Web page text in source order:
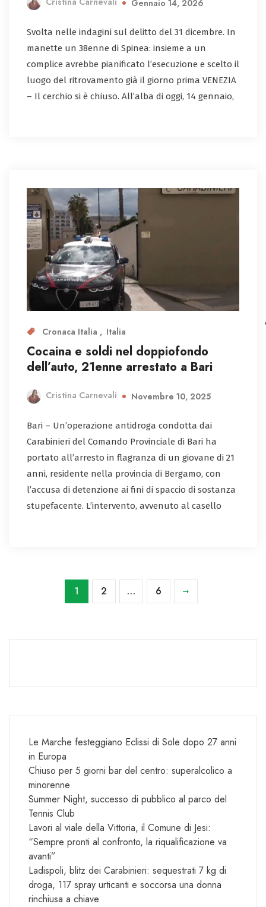
Gennaio 14, 2026
Svolta nelle indagini sul delitto del 31 dicembre. In
manette un 38enne di Spinea: insieme a un
complice avrebbe pianificato l’esecuzione e scelto il
luogo del ritrovamento già il giorno prima VENEZIA
– Il cerchio si è chiuso. All’alba di oggi, 14 gennaio,
Cronaca Italia Italia
Cocaina e soldi nel doppiofondo
dell’auto, 21enne arrestato a Bari
Cristina Carnevali Novembre 10, 2025
Bari – Un’operazione antidroga condotta dai
Carabinieri del Comando Provinciale di Bari ha
portato all’arresto in flagranza di un giovane di 21
anni, residente nella provincia di Bergamo, con
l’accusa di detenzione ai fini di spaccio di sostanza
stupefacente. L’intervento, avvenuto al casello
1 2 … 6
Le Marche festeggiano Eclissi di Sole dopo 27 anni
in Europa
Chiuso per 5 giorni bar del centro: superalcolico a
minorenne
Summer Night, successo di pubblico al parco del
Tennis Club
Lavori al viale della Vittoria, il Comune di Jesi:
“Sempre pronti al confronto, la riqualificazione va
avanti”
Ladispoli, blitz dei Carabinieri: sequestrati 7 kg di
droga, 117 spray urticanti e soccorsa una donna
rinchiusa a chiave